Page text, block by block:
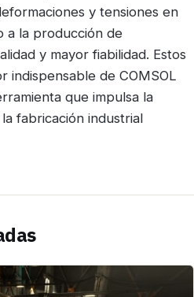
y tensiones en
a la producción de
y mayor fiabilidad. Estos
indispensable de COMSOL
que impulsa la
fabricación industrial